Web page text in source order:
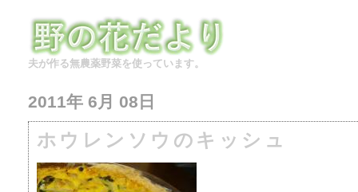
夫が作る無農薬野菜を使っています。
2011年 6月 08日
ホウレンソウのキッシュ